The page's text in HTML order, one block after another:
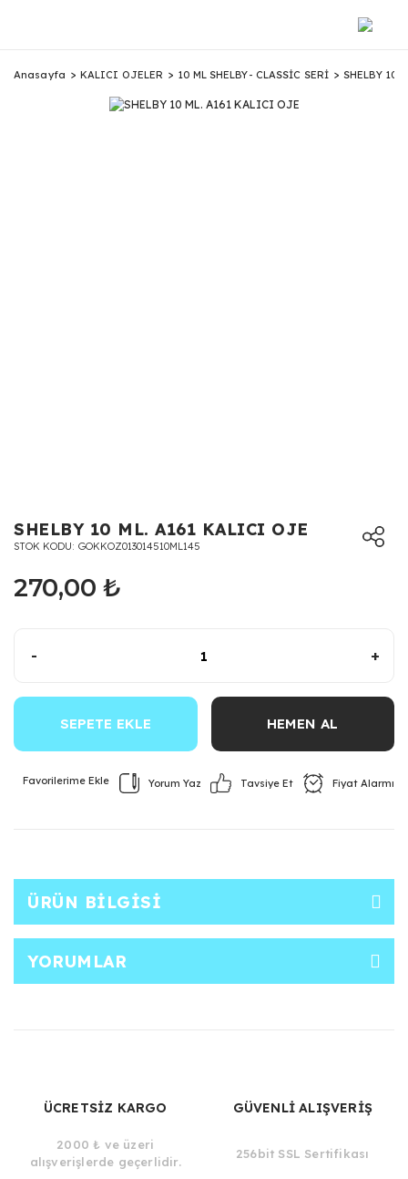
Anasayfa KALICI OJELER 10 ML SHELBY- CLASSİC SERİ SHELBY 10
SHELBY 10 ML. A161 KALICI OJE
STOK KODU GOKKOZ013014510ML145
270,00 ₺
- +
SEPETE EKLE HEMEN AL
Yorum Yaz Tavsiye Et Fiyat Alarmı
ÜRÜN BILGISI
YORUMLAR
ÜCRETSİZ KARGO
2000 ₺ ve üzeri
alışverişlerde geçerlidir.
GÜVENLİ ALIŞVERİŞ
256bit SSL Sertifikası